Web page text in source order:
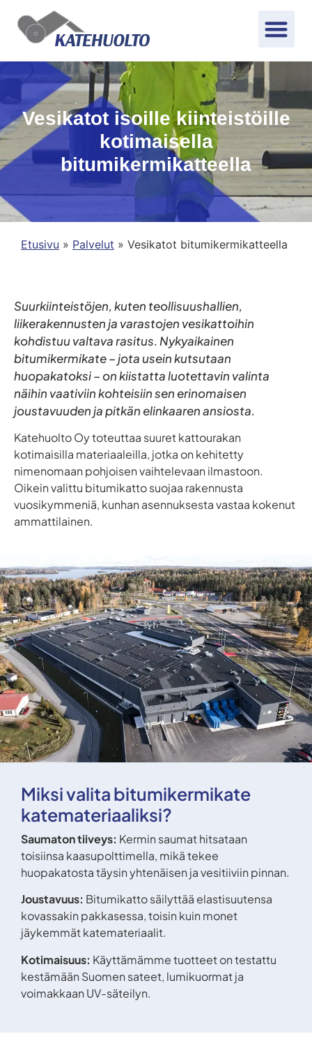
Vesikatot isoille kiinteistöille
kotimaisella
bitumikermikatteella​
Etusivu » Palvelut » Vesikatot bitumikermikatteella
Suurkiinteistöjen, kuten teollisuushallien,
liikerakennusten ja varastojen vesikattoihin
kohdistuu valtava rasitus. Nykyaikainen
bitumikermikate – jota usein kutsutaan
huopakatoksi – on kiistatta luotettavin valinta
näihin vaativiin kohteisiin sen erinomaisen
joustavuuden ja pitkän elinkaaren ansiosta.
Katehuolto Oy toteuttaa suuret kattourakan
kotimaisilla materiaaleilla, jotka on kehitetty
nimenomaan pohjoisen vaihtelevaan ilmastoon.
Oikein valittu bitumikatto suojaa rakennusta
vuosikymmeniä, kunhan asennuksesta vastaa kokenut
ammattilainen.
Miksi valita bitumikermikate
katemateriaaliksi?
Saumaton tiiveys: Kermin saumat hitsataan
toisiinsa kaasupolttimella, mikä tekee
huopakatosta täysin yhtenäisen ja vesitiiviin pinnan.
Joustavuus: Bitumikatto säilyttää elastisuutensa
kovassakin pakkasessa, toisin kuin monet
jäykemmät katemateriaalit.
Kotimaisuus: Käyttämämme tuotteet on testattu
kestämään Suomen sateet, lumikuormat ja
voimakkaan UV-säteilyn.